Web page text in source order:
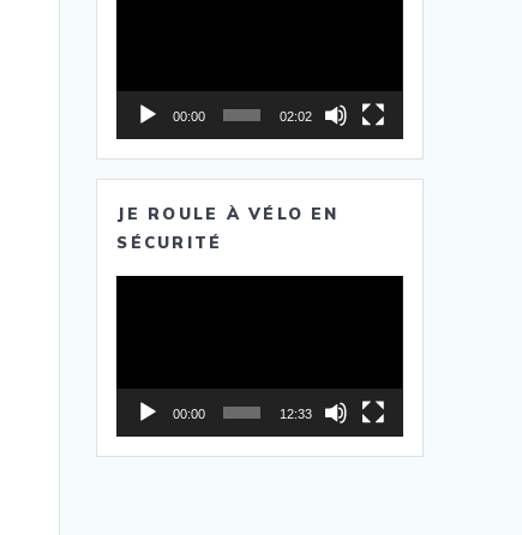
00:00 02:02
JE ROULE À VÉLO EN
SÉCURITÉ
00:00 12:33